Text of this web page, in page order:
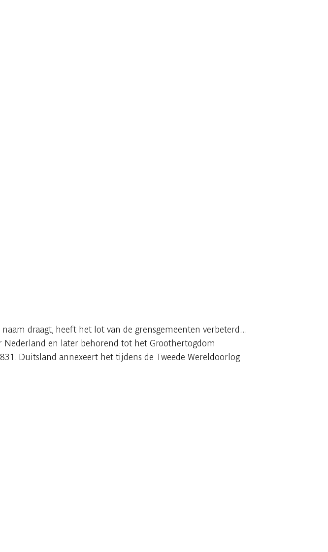
draagt, heeft het lot van de grensgemeenten verbeterd...
en later behorend tot het Groothertogdom
Duitsland annexeert het tijdens de Tweede Wereldoorlog